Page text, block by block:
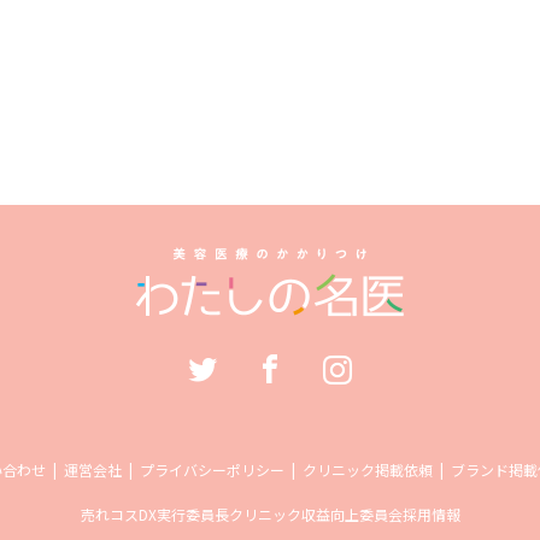
わせ 運営会社 プライバシーポリシー クリニック掲載依頼 ブランド掲
売れコスDX実行委員長クリニック収益向上委員会採用情報